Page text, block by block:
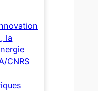
la
CNRS